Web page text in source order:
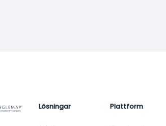
Lösningar Plattform